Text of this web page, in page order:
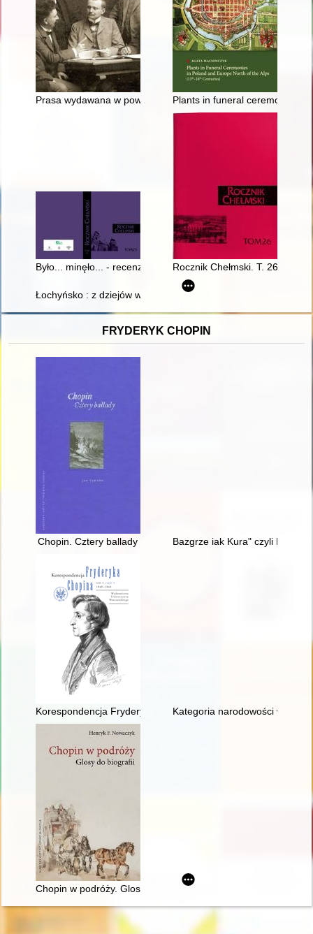
Prasa wydawana w powiecie świeckim w latach 1920-1939
Plants in funeral ceremonies
Było... minęło... - recenzja] Rocznik Chełmski. T. 26 (2022)
Łochyńsko : z dziejów wsi
FRYDERYK CHOPIN
Chopin. Cztery ballady Bazgrze iak Kura" czyli
Korespondencja Fryderyka Chopina. T. 3 cz. 3,
Kategoria narodowości w
Chopin w podróży. Glosy do biografii